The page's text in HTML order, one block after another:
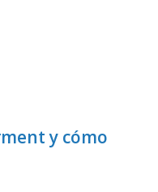
y cómo